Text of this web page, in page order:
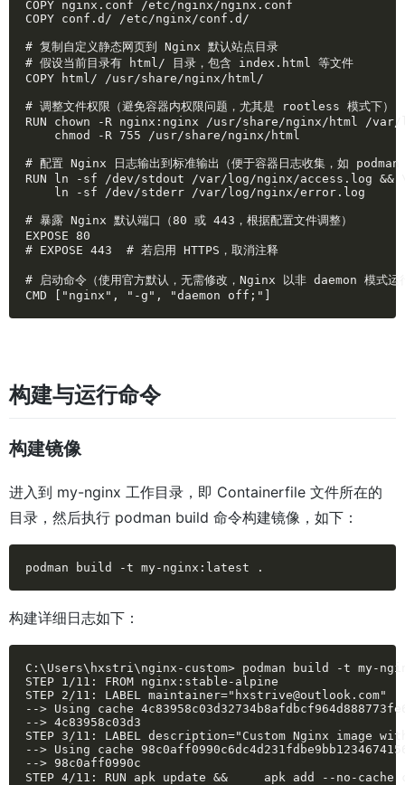
COPY nginx.conf /etc/nginx/nginx.conf
COPY conf.d/ /etc/nginx/conf.d/
# 复制自定义静态网页到 Nginx 默认站点目录
# 假设当前目录有 html/ 目录，包含 index.html 等文件
COPY html/ /usr/share/nginx/html/
# 调整文件权限（避免容器内权限问题，尤其是 rootless 模式下）
RUN chown -R nginx:nginx /usr/share/nginx/html /
chmod -R 755 /usr/share/nginx/html
# 配置 Nginx 日志输出到标准输出（便于容器日志收集，如
RUN ln -sf /dev/stdout /var/log/nginx/access.log &&
ln -sf /dev/stderr /var/log/nginx/error.log
# 暴露 Nginx 默认端口（80 或 443，根据配置文件调整）
EXPOSE 80
# EXPOSE 443  # 若启用 HTTPS，取消注释
# 启动命令（使用官方默认，无需修改，Nginx 以非 daemon 模式运
CMD ["nginx", "-g", "daemon off;"]
构建与运行命令
构建镜像
进入到 my-nginx 工作目录，即 Containerfile 文件所在的
目录，然后执行 podman build 命令构建镜像，如下：
podman build -t my-nginx:latest .
构建详细日志如下：
C:\Users\hxstri\nginx-custom> podman build -t my-
STEP 1/11: FROM nginx:stable-alpine
STEP 2/11: LABEL maintainer="hxstrive@outlook.com"
--> Using cache
--> 4c83958c03d3
STEP 3/11: LABEL description="Custom Nginx image
--> Using cache
--> 98c0aff0990c
STEP 4/11: RUN apk update &&     apk add --no-